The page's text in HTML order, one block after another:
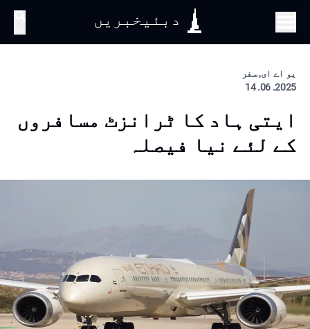
دبئیخبریں
یو اے ای, سفر
2025. 06. 14
ایتی ہاد کا ٹرانزٹ مسافروں
کے لئے نیا فیصلہ